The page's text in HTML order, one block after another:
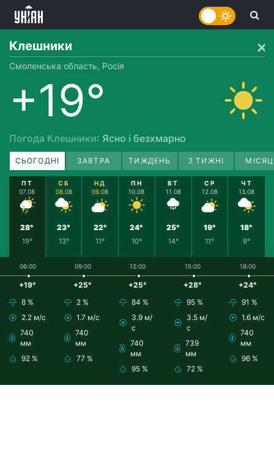
Клешники
Смоленська область, Росія
+19°
Погода Клешники: Ясно і безхмарно
СЬОГОДНІ ЗАВТРА ТИЖДЕНЬ 2 ТИЖНІ
ПТ
07.08
28°
19°
СБ
08.08
23°
13°
НД
09.08
22°
11°
ПН
10.08
24°
10°
ВТ
11.08
25°
14°
СР
12.08
19°
11°
ЧТ
13.08
18°
9°
06:00
+19°
8 %
2.2 м/с
740
мм
92 %
09:00
+25°
2 %
1.7 м/с
740
мм
77 %
12:00
+25°
84 %
3.9 м/
с
740
мм
95 %
15:00
+28°
95 %
3.5 м/
с
739
мм
72 %
18:00
+24°
91 %
1.6 м/с
740
мм
96 %